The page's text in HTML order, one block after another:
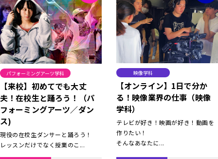
パフォーミングアーツ学科
【来校】初めてでも大丈
夫！在校生と踊ろう！（パ
フォーミングアーツ／ダン
ス)
現役の在校生ダンサーと踊ろう！
レッスンだけでなく授業のこ...
映像学科
【オンライン】1日で分か
る！映像業界の仕事（映像
学科）
テレビが好き！映画が好き！動画を
作りたい！
そんなあなたに...